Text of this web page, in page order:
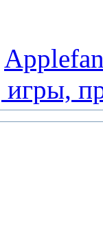
игры,